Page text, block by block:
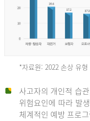
*자료원: 2022 손상 유
사고자의 개인적 습
위험요인에 따라 발
체계적인 예방 프로